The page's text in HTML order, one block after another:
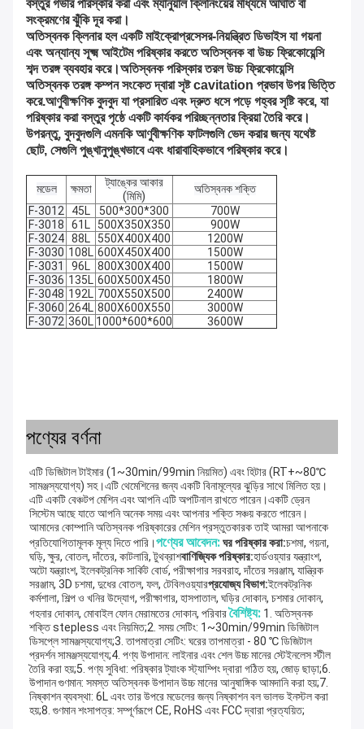
বস্তুর গভীর পরিস্কার করা এবং ম্যানুয়াল ক্লিনিংয়ের মাধ্যমে আঘাত বা
সংক্রমণের ঝুঁকি দূর করা।
অতিস্বনক ক্লিনার হল একটি মাইক্রোপ্রসেসর-নিয়ন্ত্রিত ডিভাইস যা গয়না
এবং অন্যান্য সূক্ষ্ম আইটেম পরিষ্কার করতে অতিস্বনক বা উচ্চ ফ্রিকোয়েন্সি
শব্দ তরঙ্গ ব্যবহার করে।অতিস্বনক পরিস্কার তরল উচ্চ ফ্রিকোয়েন্সি
অতিস্বনক তরঙ্গ কম্পন সংকেত দ্বারা সৃষ্ট cavitation প্রভাব উপর ভিত্তি
করে.আণুবীক্ষণিক বুদবুদ যা প্রসারিত এবং দ্রুত ধসে পড়ে গহ্বর সৃষ্টি করে, যা
পরিষ্কার করা বস্তুর পৃষ্ঠে একটি কার্যকর পরিচ্ছন্নতার ক্রিয়া তৈরি করে।
উপরন্তু, বুদবুদগুলি এমনকি আণুবীক্ষণিক ফাটলগুলি ভেদ করার জন্য যথেষ্ট
ছোট, সেগুলি পুঙ্খানুপুঙ্খভাবে এবং ধারাবাহিকভাবে পরিষ্কার করে।
মডেল ক্ষমতা
ট্যাঙ্কের আকার
(মিমি)
অতিস্বনক শক্তি
F-3012
45L 500*300*300
700W
F-3018
61L 500X350X350
900W
F-3024 88L 550X400X400
1200W
F-3030 108L 600X450X400
1500W
F-3031
96L 800X300X400
1500W
F-3036 135L 600X500X450
1800W
F-3048 192L 700X550X500
2400W
F-3060 264L 800X600X550
3000W
F-3072 360L 1000*600*600 3600W
পণ্যের বর্ণনা
এটি ডিজিটাল টাইমার (1~30min/99min নিয়মিত) এবং হিটার (RT+~80℃
সামঞ্জস্যযোগ্য) সহ।এটি থেমেশিনের জন্য একটি বিনামূল্যের ঝুড়ির সাথে মিলিত হয়।
এটি একটি বেঞ্চটপ মেশিন এবং আপনি এটি অপটিনাল রাখতে পারেন।একটি ড্রেন
সিস্টেম আছে যাতে আপনি অনেক সময় এবং আপনার শক্তি সঞ্চয় করতে পারেন।
আমাদের কোম্পানি অতিস্বনক পরিষ্কারের মেশিন প্রস্তুতকারক তাই আমরা আপনাকে
প্রতিযোগিতামূলক মূল্য দিতে পারি।পণ্যের আবেদন:ঘর পরিষ্কার করা:চশমা, গয়না,
ঘড়ি, ক্ষুর, বোতল, দাঁতের, কাটলারি, টুথব্রাশবাণিজ্যিক পরিষ্কার:হার্ডওয়্যার যন্ত্রাংশ,
অটো যন্ত্রাংশ, ইলেকট্রনিক সার্কিট বোর্ড, পরীক্ষাগার সরবরাহ, দাঁতের সরঞ্জাম, যান্ত্রিক
সরঞ্জাম, 3D চশমা, দুধের বোতল, ফল, টেবিলওয়্যারপ্রযোজ্য বিভাগ:ইলেকট্রনিক
কর্মশালা, শিল্প ও খনির উদ্যোগ, পরীক্ষাগার, হাসপাতাল, ঘড়ির দোকান, চশমার দোকান,
গহনার দোকান, মোবাইল ফোন মেরামতের দোকান, পরিবারবৈশিষ্ট্য: 1. অতিস্বনক
শক্তি stepless এবং নিয়মিত;2. সময় সেটিং: 1~30min/99min ডিজিটাল
ডিসপ্লে সামঞ্জস্যযোগ্য;3. তাপমাত্রা সেটিং: ঘরের তাপমাত্রা - 80 ℃ ডিজিটাল
প্রদর্শন সামঞ্জস্যযোগ্য;4. পণ্য উপাদান: লাইনার এবং শেল উচ্চ মানের স্টেইনলেস স্টীল
তৈরি করা হয়;5. পণ্য সুবিধা: পরিষ্কার ট্যাংক স্ট্যাম্পিং দ্বারা গঠিত হয়, জোড় ছাড়া;6.
উপাদান গুণমান: সমস্ত অতিস্বনক উপাদান উচ্চ মানের আনুষাঙ্গিক আমদানি করা হয়;7.
নিষ্কাশন ব্যবস্থা: 6L এবং তার উপরে মডেলের জন্য নিষ্কাশন বল ভালভ ইনস্টল করা
হয়;8. গুণমান শংসাপত্র: সম্পূর্ণরূপে CE, RoHS এবং FCC দ্বারা প্রত্যয়িত;